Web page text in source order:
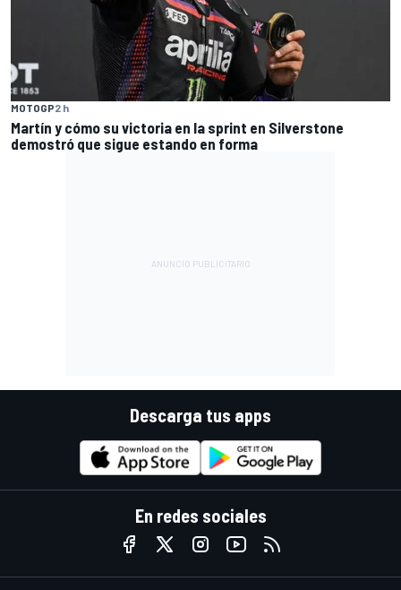
MOTOGP2 h
Martín y cómo su victoria en la sprint en Silverstone
demostró que sigue estando en forma
Descarga tus apps
En redes sociales